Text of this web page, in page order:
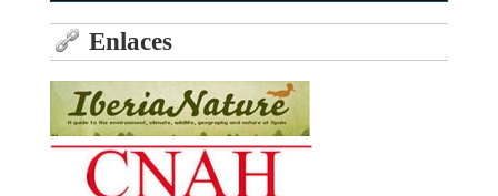
Enlaces